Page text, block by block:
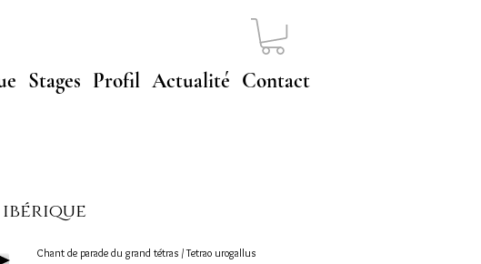
Stages Profil Actualité Contact
Chant de parade du grand tétras / Tetrao urogallus